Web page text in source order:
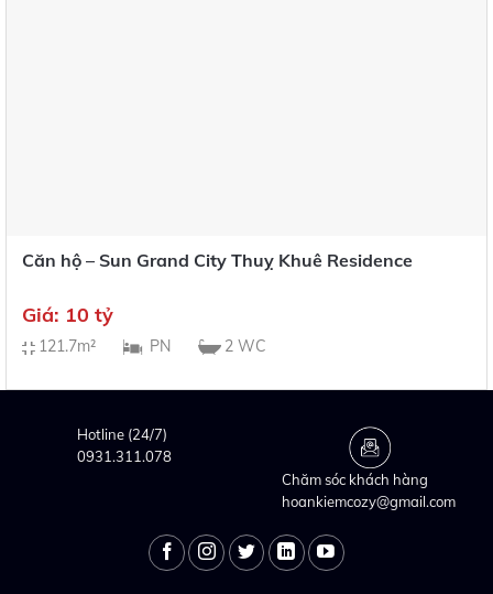
Căn hộ – Sun Grand City Thuỵ Khuê Residence
Giá: 10 tỷ
121.7m² PN 2 WC
Hotline (24/7)
0931.311.078
Chăm sóc khách hàng
hoankiemcozy@gmail.com